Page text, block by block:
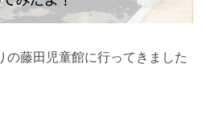
の藤田児童館に行ってきました